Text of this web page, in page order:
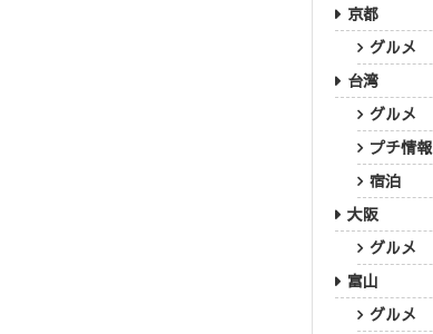
京都
グルメ
台湾
グルメ
プチ情報
宿泊
大阪
グルメ
富山
グルメ